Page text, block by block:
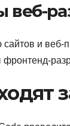
сайтов и веб-